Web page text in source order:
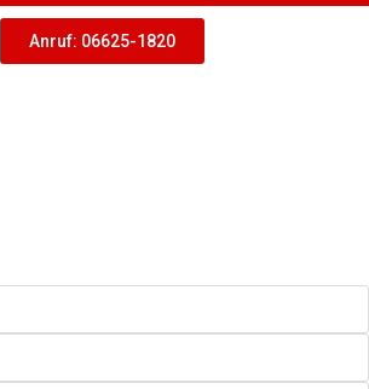
Anruf: 06625-1820